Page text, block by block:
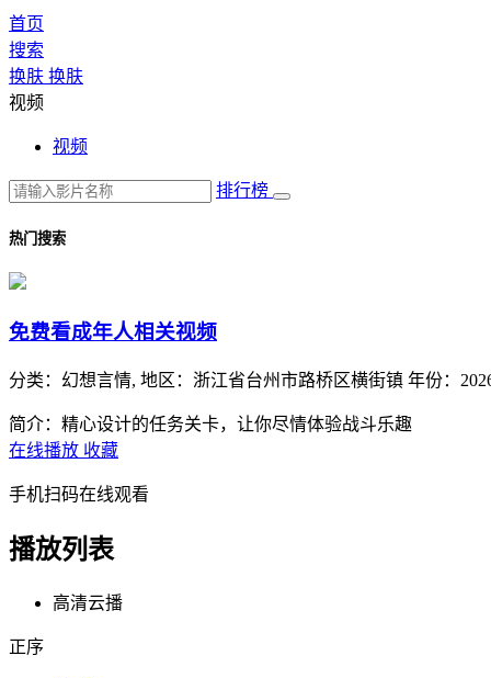
首页
搜索
换肤 换肤
视频
视频
排行榜
热门搜索
免费看成年人相关视频
分类： 幻想言情, 地区： 浙江省台州市路桥区横街镇 年份：
简介：精心设计的任务关卡，让你尽情体验战斗乐趣
在线播放 收藏
手机扫码在线观看
播放列表
高清云播
正序